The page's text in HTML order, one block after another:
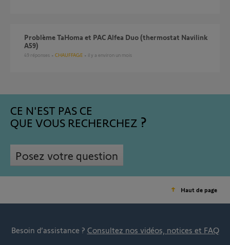
Problème TaHoma et PAC Alfea Duo (thermostat Navilink
A59)
49 réponses CHAUFFAGE il y a environ un mois
CE N'EST PAS CE
QUE VOUS RECHERCHEZ
Posez votre question
Haut de page
Besoin d’assistance ? Consultez nos vidéos, notices et FAQ